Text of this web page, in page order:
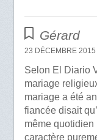
Gérard
23 DÉCEMBRE 2015
Selon El Diario
mariage
mariage a été
fiancée disait
même
caractère